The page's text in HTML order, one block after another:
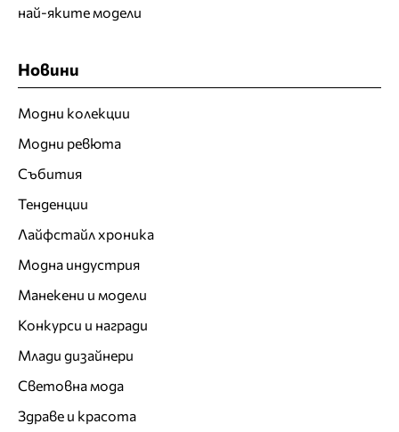
най-яките модели
Новини
Модни колекции
Модни ревюта
Събития
Тенденции
Лайфстайл хроника
Модна индустрия
Манекени и модели
Конкурси и награди
Млади дизайнери
Световна мода
Здраве и красота